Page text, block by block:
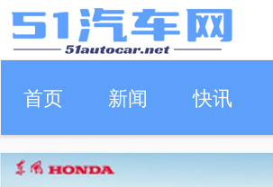
首页 新闻 快讯
车生活